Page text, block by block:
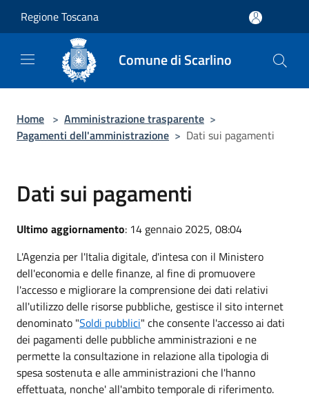
Regione Toscana
Comune di Scarlino
Home > Amministrazione trasparente >
Pagamenti dell'amministrazione > Dati sui pagamenti
Dati sui pagamenti
Ultimo aggiornamento: 14 gennaio 2025, 08:04
L'Agenzia per l'Italia digitale, d'intesa con il Ministero
dell'economia e delle finanze, al fine di promuovere
l'accesso e migliorare la comprensione dei dati relativi
all'utilizzo delle risorse pubbliche, gestisce il sito internet
denominato "Soldi pubblici" che consente l'accesso ai dati
dei pagamenti delle pubbliche amministrazioni e ne
permette la consultazione in relazione alla tipologia di
spesa sostenuta e alle amministrazioni che l'hanno
effettuata, nonche' all'ambito temporale di riferimento.